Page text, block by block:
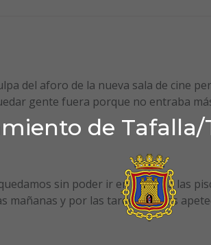
de Tafalla/
del aforo de la nueva sala de cine
gente fuera porque no entraba
sin poder ir en fiestas a las
mañanas y por las tardes no nos